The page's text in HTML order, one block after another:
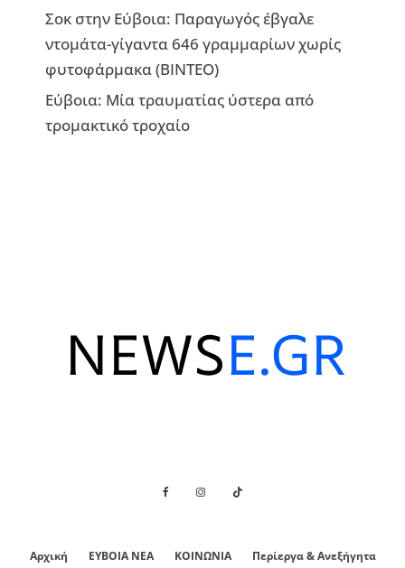
Σοκ στην Εύβοια: Παραγωγός έβγαλε
ντομάτα-γίγαντα 646 γραμμαρίων χωρίς
φυτοφάρμακα (ΒΙΝΤΕΟ)
Εύβοια: Μία τραυματίας ύστερα από
τρομακτικό τροχαίο
Αρχική ΕΥΒΟΙΑ ΝΕΑ ΚΟΙΝΩΝΙΑ Περίεργα & Ανεξήγητα